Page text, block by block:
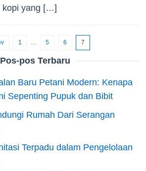
kopi yang […]
1 … 5 6 7
Pos-pos Terbaru
Baru Petani Modern: Kenapa
Sepenting Pupuk dan Bibit
Rumah Dari Serangan
Terpadu dalam Pengelolaan